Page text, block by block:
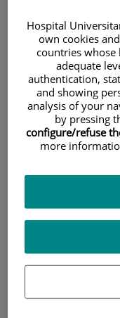
Hospital
own cookies
countries whose
adequate
authentication,
and showing
analysis of your
by pressing
configure/refuse
more